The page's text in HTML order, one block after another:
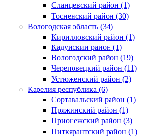
Сланцевский район (1)
Тосненский район (30)
Вологодская область (34)
Кирилловский район (1)
Кадуйский район (1)
Вологодский район (19)
Череповецкий район (11)
Устюженский район (2)
Карелия республика (6)
Сортавальский район (1)
Пряжинский район (1)
Прионежский район (3)
Питкярантский район (1)